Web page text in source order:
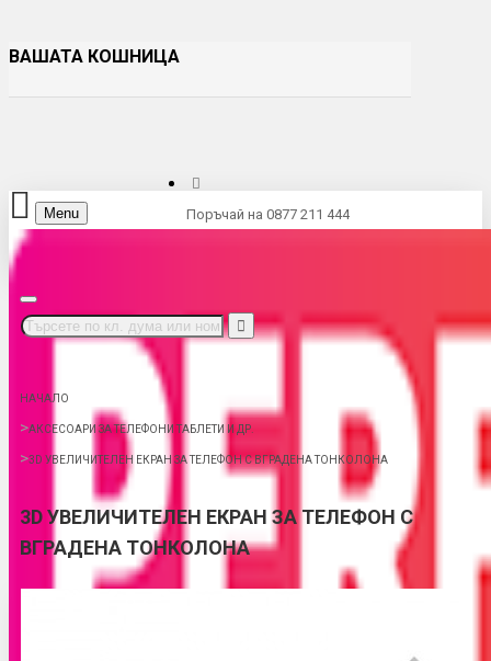
ВАШАТА КОШНИЦА
Поръчай на 0877 211 444
Menu
НАЧАЛО
АКСЕСОАРИ ЗА ТЕЛЕФОНИ ТАБЛЕТИ И ДР.
3D УВЕЛИЧИТЕЛЕН ЕКРАН ЗА ТЕЛЕФОН С ВГРАДЕНА ТОНКОЛОНА
3D УВЕЛИЧИТЕЛЕН ЕКРАН ЗА ТЕЛЕФОН С
ВГРАДЕНА ТОНКОЛОНА